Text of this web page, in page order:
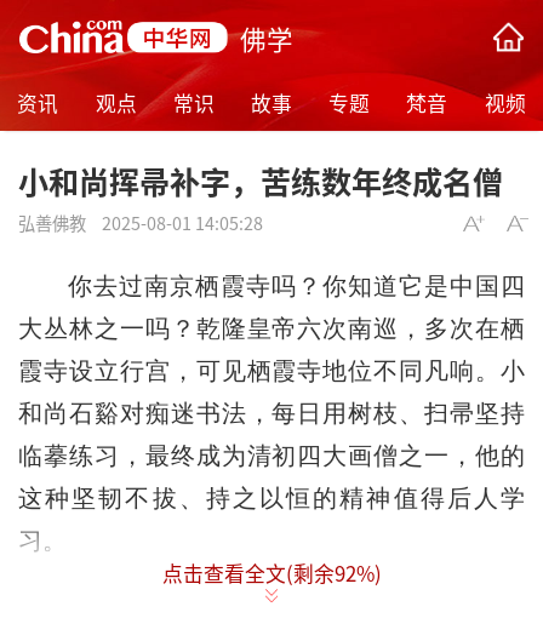
佛学
资讯 观点 常识 故事 专题 梵音 视频
小和尚挥帚补字，苦练数年终成名僧
弘善佛教 2025-08-01 14:05:28
你去过南京栖霞寺吗？你知道它是中国四
大丛林之一吗？乾隆皇帝六次南巡，多次在栖
霞寺设立行宫，可见栖霞寺地位不同凡响。小
和尚石谿对痴迷书法，每日用树枝、扫帚坚持
临摹练习，最终成为清初四大画僧之一，他的
这种坚韧不拔、持之以恒的精神值得后人学
习。
栖霞寺山门前的大匾上，刻有三个斗大的
点击查看全文(剩余92%)